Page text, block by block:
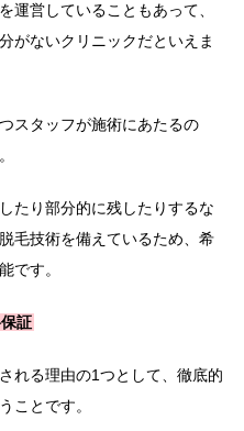
運営していることもあって、
がないクリニックだといえま
スタッフが施術にあたるの
たり部分的に残したりするな
毛技術を備えているため、希
です。
証
れる理由の1つとして、徹底的
ことです。